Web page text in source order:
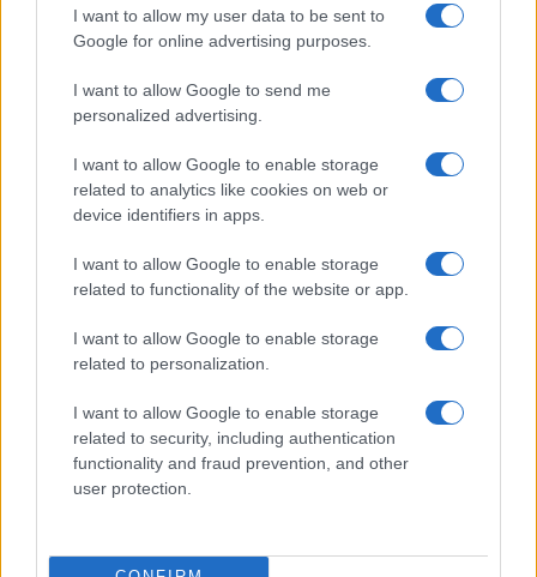
I want to allow my user data to be sent to
Google for online advertising purposes.
I want to allow Google to send me
personalized advertising.
I want to allow Google to enable storage
related to analytics like cookies on web or
device identifiers in apps.
I want to allow Google to enable storage
related to functionality of the website or app.
I want to allow Google to enable storage
related to personalization.
I want to allow Google to enable storage
related to security, including authentication
functionality and fraud prevention, and other
user protection.
I nostri cari
I nostri cari
Giovannimaria Cabras